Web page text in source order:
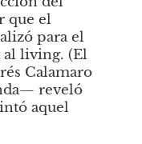
que el
para el
al living. (El
Calamaro
reveló
aquel